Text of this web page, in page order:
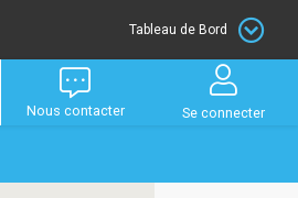
Tableau de Bord
Nous contacter Se connecter